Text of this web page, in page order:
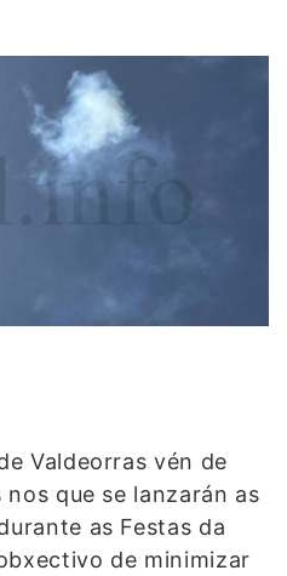
Valdeorras vén de
que se lanzarán as
as Festas da
de minimizar